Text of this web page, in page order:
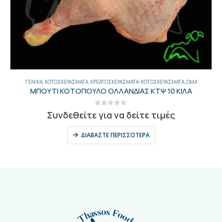
ΓΕΝΙΚΑ, ΚΟΤΟΣΚΕΥΆΣΜΑΤΑ, ΚΡΕΑΤΟΣΚΕΥΆΣΜΑΤΑ-ΚΟΤΟΣΚΕΥΆΣΜΑΤΑ, ΩΜΆ
ΜΠΟΥΤΙ ΚΟΤΟΠΟΥΛΟ ΟΛΛΑΝΔΙΑΣ ΚΤΨ 10 ΚΙΛΑ
Συνδεθείτε για να δείτε τιμές
ΔΙΑΒΆΣΤΕ ΠΕΡΙΣΣΌΤΕΡΑ